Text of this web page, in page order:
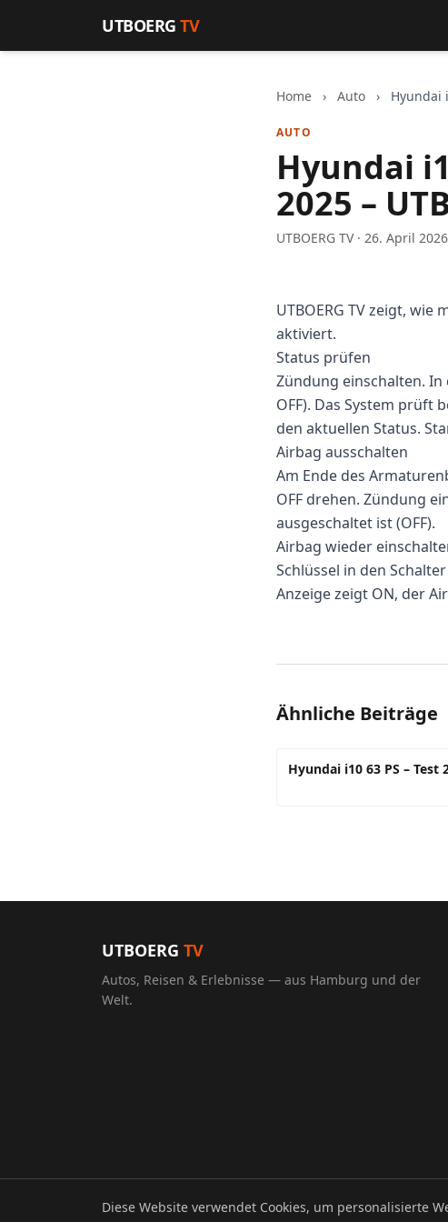
UTBOERGTV
Home › Auto › Hyundai
AUTO
Hyundai
2025 –
UTBOERG TV · 26. April 2026
UTBOERG TV zeigt, wie
aktiviert.
Status prüfen
Zündung einschalten.
OFF). Das System prüft
den aktuellen Status.
Airbag ausschalten
Am Ende des
OFF drehen. Zündung
ausgeschaltet ist (OFF).
Airbag wieder
Schlüssel in den
Anzeige zeigt ON, der
Ähnliche Beiträge
Hyundai i10 63 PS – Test
UTBOERG TV
Autos, Reisen & Erlebnisse — aus Hamburg und der
Welt.
© 2026 UTBOERG TV
Diese Website verwendet Cookies, um personalisierte